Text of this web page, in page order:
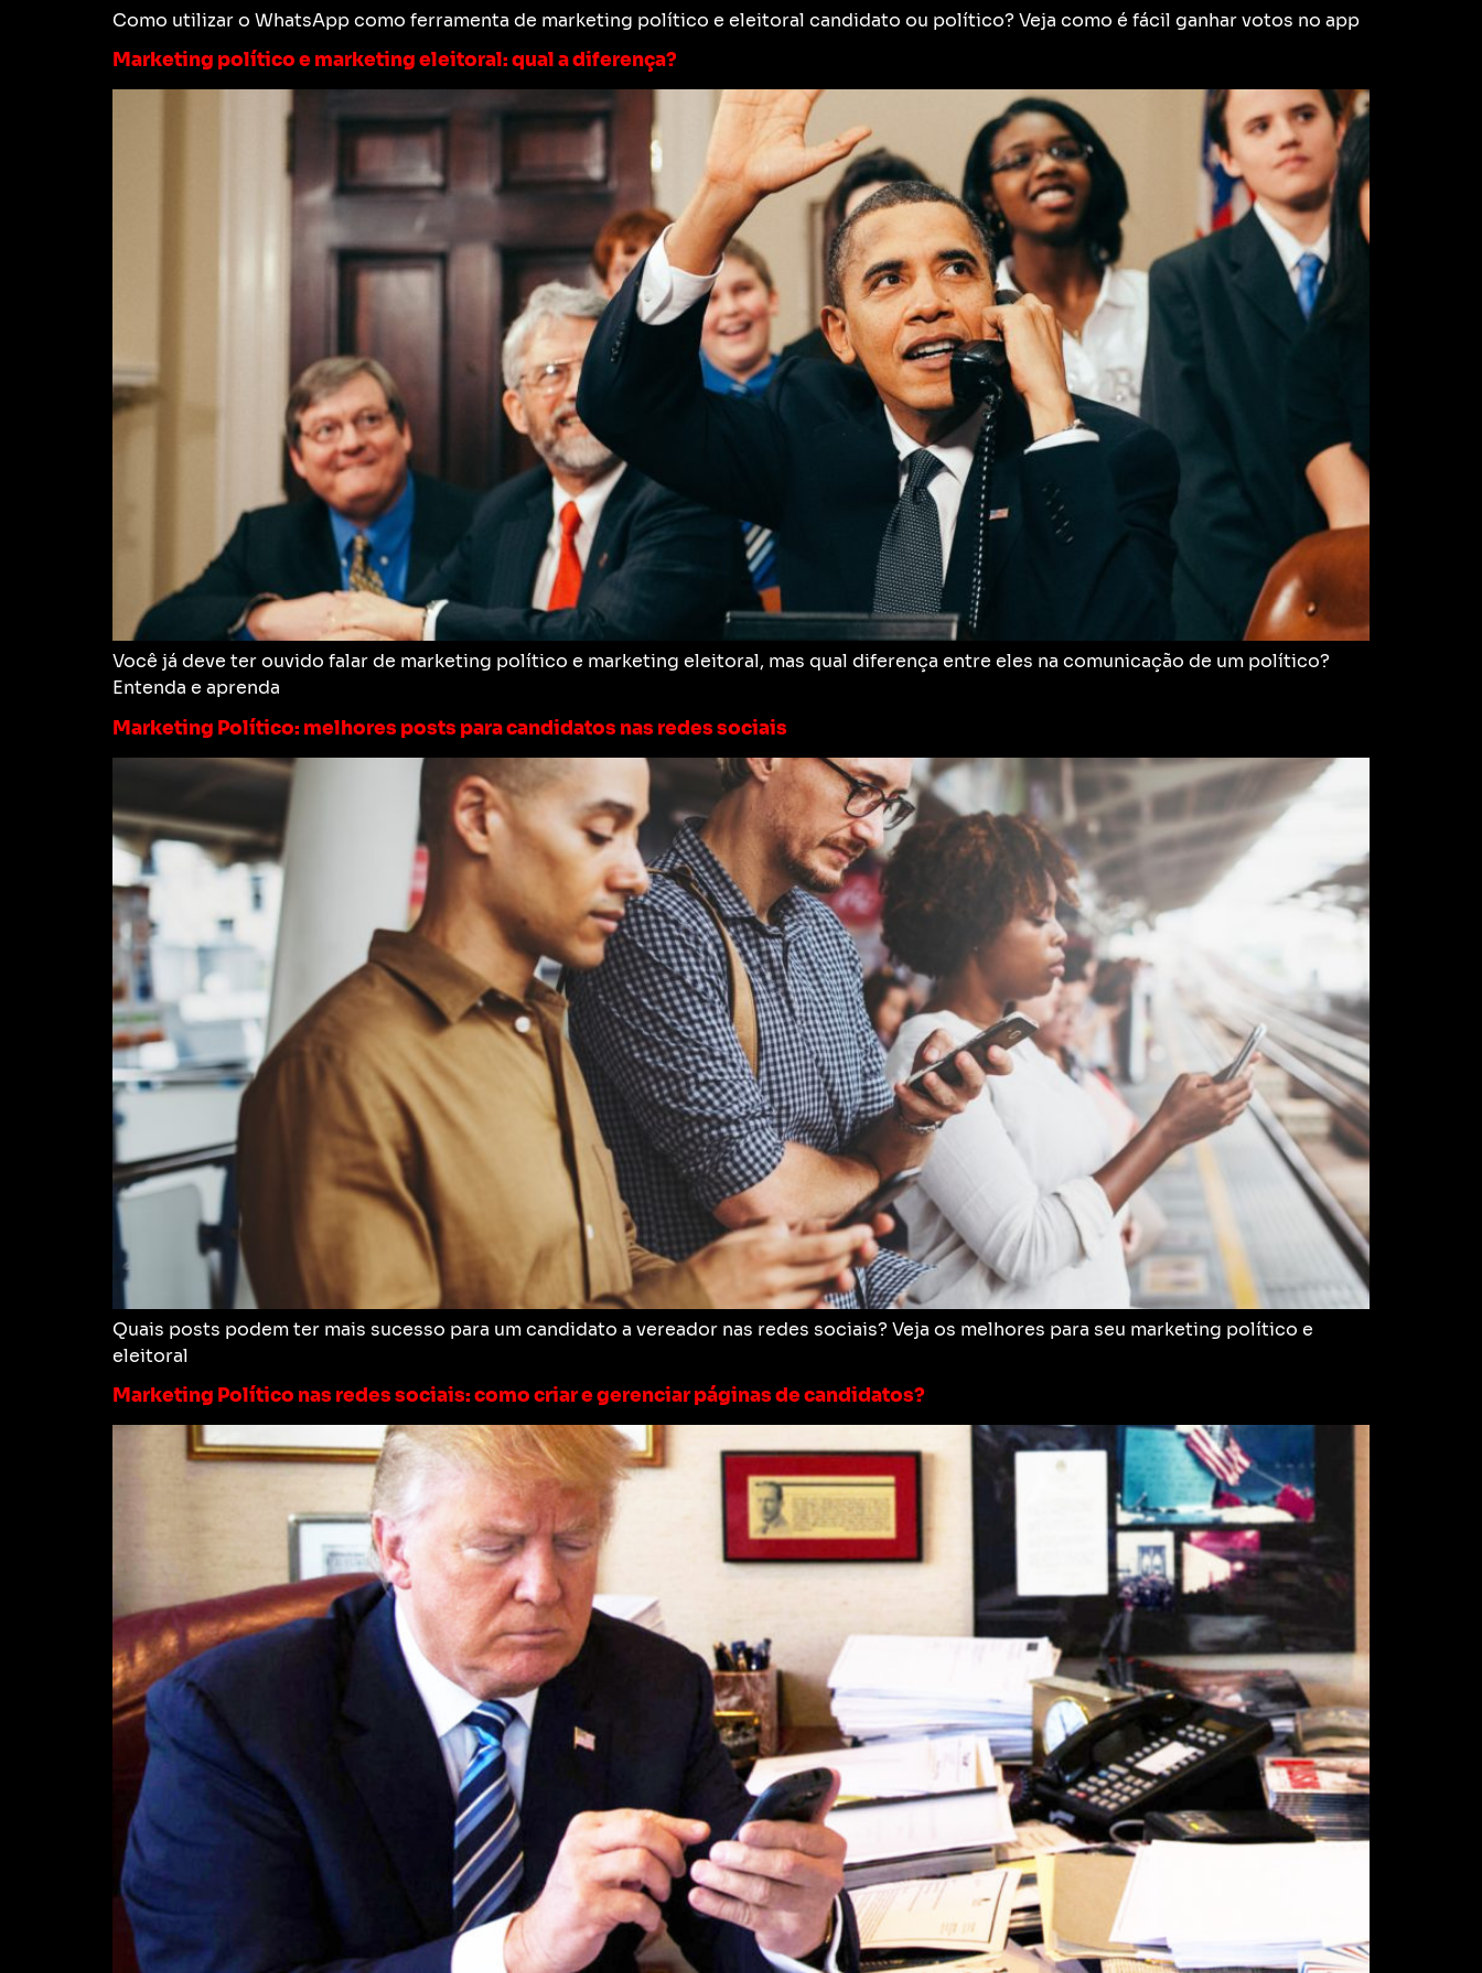
Como utilizar o WhatsApp como ferramenta de marketing político e eleitoral candidato ou político? Veja como é fácil ganhar votos no app
Marketing político e marketing eleitoral: qual a diferença?
Você já deve ter ouvido falar de marketing político e marketing eleitoral, mas qual diferença entre eles na comunicação de um político?
Entenda e aprenda
Marketing Político: melhores posts para candidatos nas redes sociais
Quais posts podem ter mais sucesso para um candidato a vereador nas redes sociais? Veja os melhores para seu marketing político e
eleitoral
Marketing Político nas redes sociais: como criar e gerenciar páginas de candidatos?